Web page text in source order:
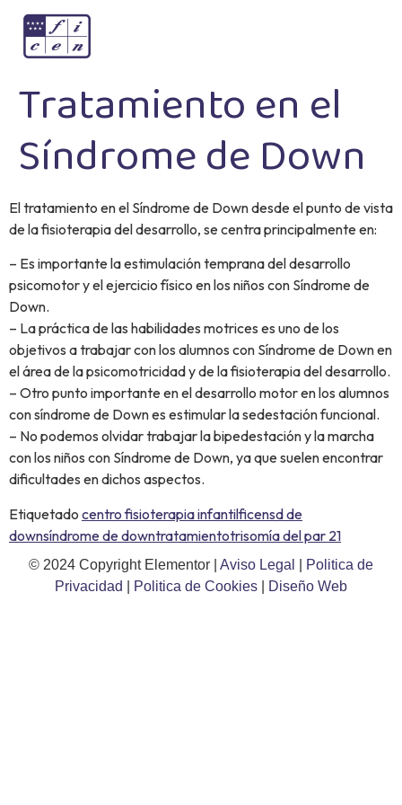
Tratamiento en el
Síndrome de Down
El tratamiento en el Síndrome de Down desde el punto de vista
de la fisioterapia del desarrollo, se centra principalmente en:
– Es importante la estimulación temprana del desarrollo
psicomotor y el ejercicio físico en los niños con Síndrome de
Down.
– La práctica de las habilidades motrices es uno de los
objetivos a trabajar con los alumnos con Síndrome de Down en
el área de la psicomotricidad y de la fisioterapia del desarrollo.
– Otro punto importante en el desarrollo motor en los alumnos
con síndrome de Down es estimular la sedestación funcional.
– No podemos olvidar trabajar la bipedestación y la marcha
con los niños con Síndrome de Down, ya que suelen encontrar
dificultades en dichos aspectos.
Etiquetado centro fisioterapia infantilficensd de
downsíndrome de downtratamientotrisomía del par 21
© 2024 Copyright Elementor | Aviso Legal
Politica de
Privacidad
Politica de Cookies Diseño Web